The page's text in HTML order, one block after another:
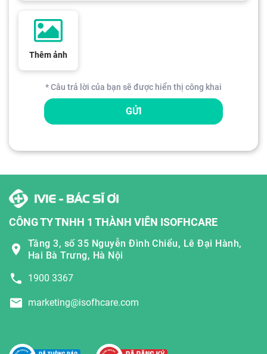
Thêm ảnh
* Câu trả lời của bạn sẽ được hiển thị công khai
GỬI
CÔNG TY TNHH 1 THÀNH VIÊN ISOFHCARE
Tầng 3, số 35 Nguyễn Đình Chiểu, Lê Đại Hành,
Hai Bà Trưng, Hà Nội
1900 3367
marketing@isofhcare.com